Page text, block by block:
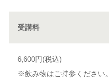
受講料
6,600円(税込)
※飲み物はご持参ください。